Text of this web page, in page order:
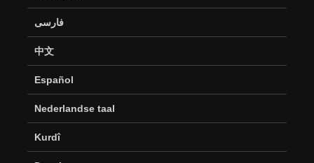
فارسی
中文
Español
Nederlandse taal
Kurdî